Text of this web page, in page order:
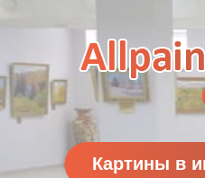
Картины классиков
и современников
Картины в